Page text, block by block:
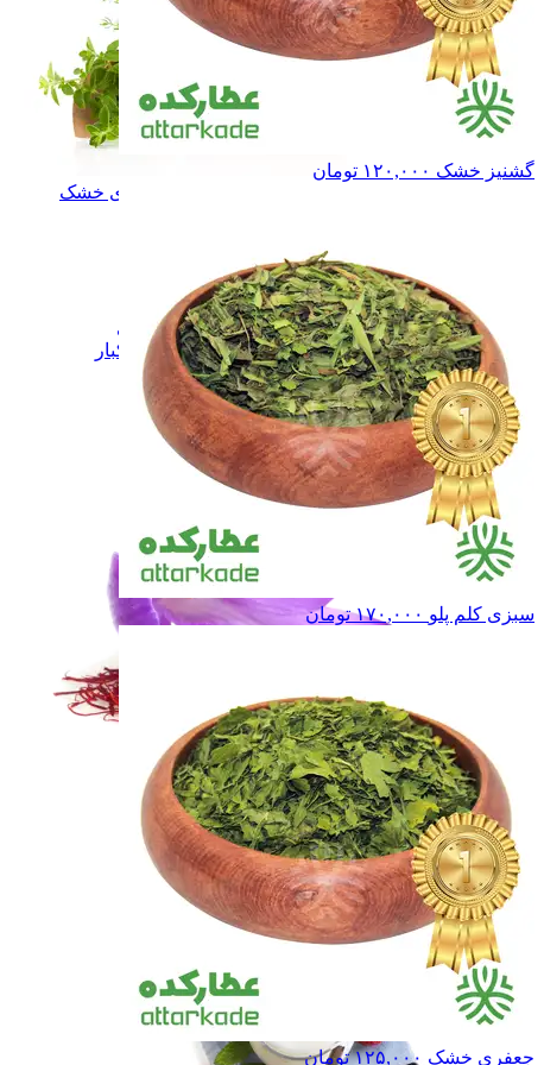
سبزی و میوه های خشک
عسـل عسـل
شـیـره شـیـره
خشکبار خشکبار
فرآورده های لبنی فرآورده های لبنی
همه دسته بندی های زعفران و خشکبار
زعفران و خشکبار زعفران و خشکبار
حبوبات حبوبات
غـلـات غـلـات
همه دسته بندی های حبوبات و غلات
گشنیز خشک ۱۲۰,۰۰۰ تومان
سبزی کلم پلو ۱۷۰,۰۰۰تومان
جعفری خشک ۱۲۵,۰۰۰تومان